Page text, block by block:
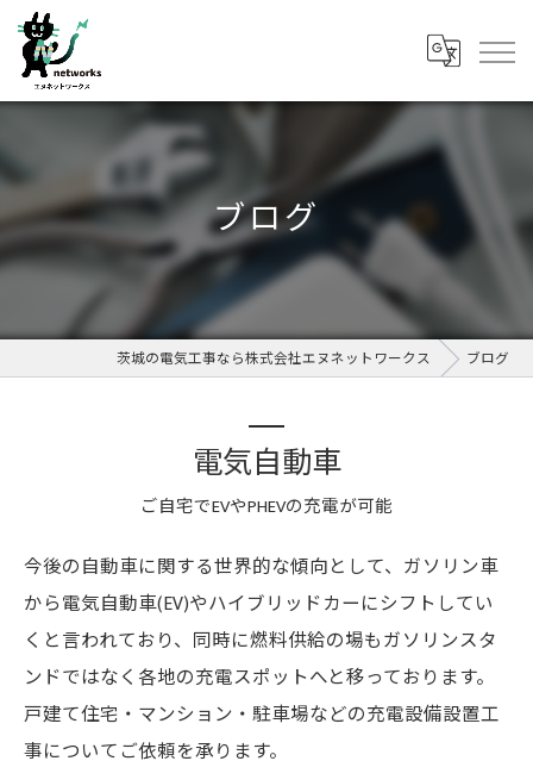
ブログ
茨城の電気工事なら株式会社エヌネットワークス ブログ
電気自動車
ご自宅でEVやPHEVの充電が可能
今後の自動車に関する世界的な傾向として、ガソリン車
から電気自動車(EV)やハイブリッドカーにシフトしてい
くと言われており、同時に燃料供給の場もガソリンスタ
ンドではなく各地の充電スポットへと移っております。
戸建て住宅・マンション・駐車場などの充電設備設置工
事についてご依頼を承ります。